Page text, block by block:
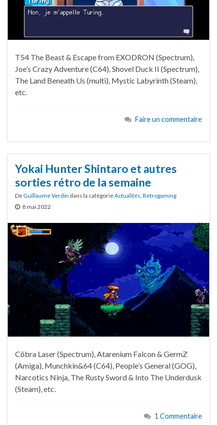
T54 The Beast & Escape from EXODRON (Spectrum),
Joe’s Crazy Adventure (C64), Shovel Duck II (Spectrum),
The Land Beneath Us (multi), Mystic Labyrinth (Steam),
etc.
Faire un commentaire
Yokai Hunter Shintaro et autres
sorties rétro de la semaine
DeGuillaume Verdin dans la catégorieActualités Retrogaming
8 mai 2022
Cöbra Laser (Spectrum), Atarenium Falcon & GermZ
(Amiga), Munchkin&64 (C64), People’s General (GOG),
Narcotics Ninja, The Rusty Sword & Into The Underdusk
(Steam), etc.
1 Commentaire